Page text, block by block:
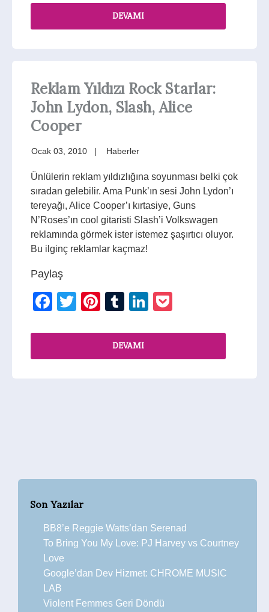
DEVAMI
Reklam Yıldızı Rock Starlar:
John Lydon, Slash, Alice
Cooper
Ocak 03, 2010 Haberler
Ünlülerin reklam yıldızlığına soyunması belki çok
sıradan gelebilir. Ama Punk’ın sesi John Lydon’ı
tereyağı, Alice Cooper’ı kırtasiye, Guns
N’Roses’ın cool gitaristi Slash’i Volkswagen
reklamında görmek ister istemez şaşırtıcı oluyor.
Bu ilginç reklamlar kaçmaz!
Paylaş
Facebook
TwitterPinterest
TumblrLinkedIn
DEVAMI
Son Yazılar
BB8’e Reggie Watts’dan Serenad
To Bring You My Love: PJ Harvey vs Courtney
Love
Google’dan Dev Hizmet: CHROME MUSIC
LAB
Violent Femmes Geri Döndü